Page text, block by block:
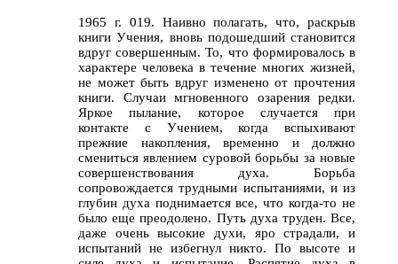
1965 г. 019. Наивно полагать, что, раскрыв
книги Учения, вновь подошедший становится
вдруг совершенным. То, что формировалось в
характере человека в течение многих жизней,
не может быть вдруг изменено от прочтения
книги. Случаи мгновенного озарения редки.
Яркое пылание, которое случается при
контакте с Учением, когда вспыхивают
прежние накопления, временно и должно
смениться явлением суровой борьбы за новые
совершенствования духа. Борьба
сопровождается трудными испытаниями, и из
глубин духа поднимается все, что когда-то не
было еще преодолено. Путь духа труден. Все,
даже очень высокие духи, яро страдали, и
испытаний не избегнул никто. По высоте и